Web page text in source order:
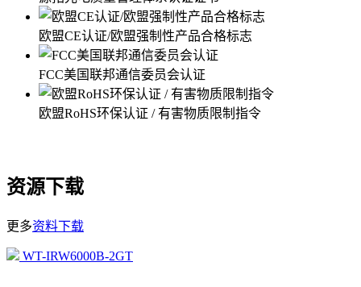
欧盟CE认证/欧盟强制性产品合格标志
FCC美国联邦通信委员会认证
欧盟RoHS环保认证 / 有害物质限制指令
资源下载
更多资料下载
WT-IRW6000B-2GT